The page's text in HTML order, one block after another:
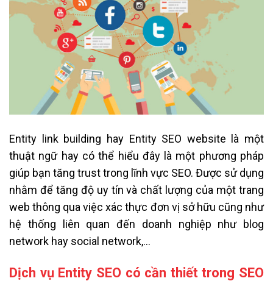
Entity link building hay Entity SEO website là một
thuật ngữ hay có thể hiểu đây là một phương pháp
giúp bạn tăng trust trong lĩnh vực SEO. Được sử dụng
nhằm để tăng độ uy tín và chất lượng của một trang
web thông qua việc xác thực đơn vị sở hữu cũng như
hệ thống liên quan đến doanh nghiệp như blog
network hay social network,…
Dịch vụ Entity SEO có cần thiết trong SEO